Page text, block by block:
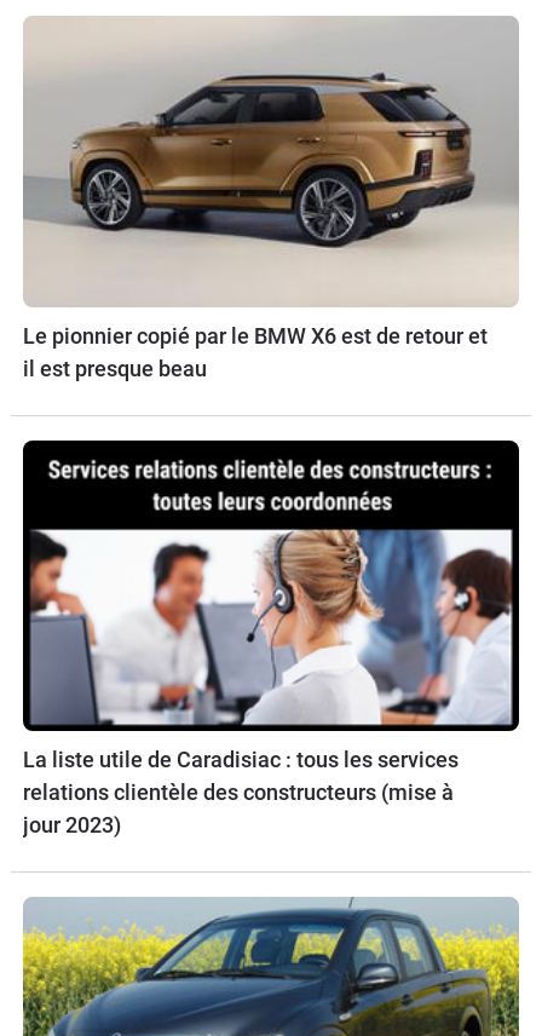
Le pionnier copié par le BMW X6 est de retour et
il est presque beau
La liste utile de Caradisiac : tous les services
relations clientèle des constructeurs (mise à
jour 2023)